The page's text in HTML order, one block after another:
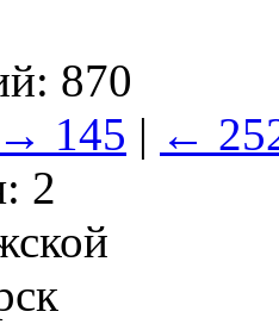
870
→ 145 | ←
2